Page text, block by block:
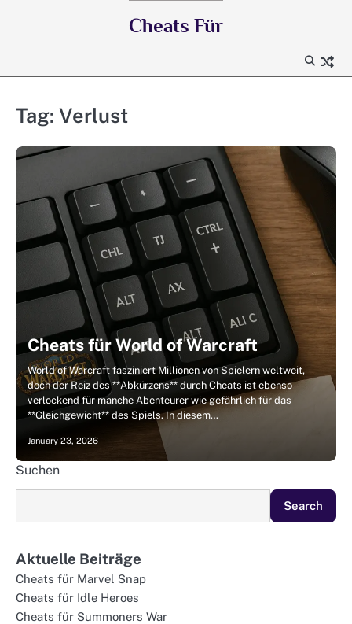
Cheats Für
Tag: Verlust
Cheats für World of Warcraft
World of Warcraft fasziniert Millionen von Spielern weltweit,
doch der Reiz des **Abkürzens** durch Cheats ist ebenso
verlockend für manche Abenteurer wie gefährlich für das
**Gleichgewicht** des Spiels. In diesem…
January 23, 2026
Suchen
Search
Aktuelle Beiträge
Cheats für Marvel Snap
Cheats für Idle Heroes
Cheats für Summoners War